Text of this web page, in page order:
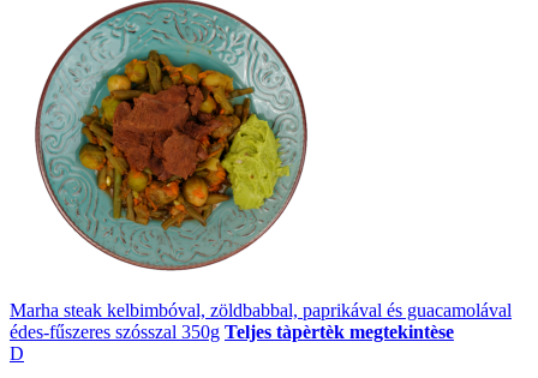
Marha steak kelbimbóval, zöldbabbal, paprikával és guacamolával
édes-fűszeres szósszal 350g Teljes tàpèrtèk megtekintèse
D